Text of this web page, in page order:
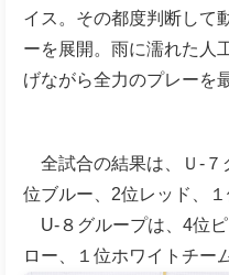
イス。その都度判断して
ーを展開。雨に濡れた人
げながら全力のプレーを
全試合の結果は、Ｕ‐７
位ブルー、2位レッド、１
U‐８グループは、4位
ロー、１位ホワイトチー